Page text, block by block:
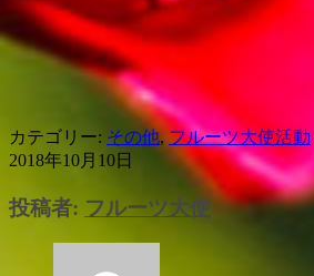
カテゴリー: その他,フルーツ大使活動
2018年10月10日
投稿者: フルーツ大使